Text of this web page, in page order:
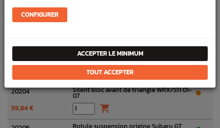
0510S
0232S*A Écrou de rotule de Suspension Origine
Subaru Impreza / BRZ 13-19 FORESTER
97-02

20204 Silent bloc avant de triangle WRX/STI 01-
07
59,84 € 
CONFIGURER
ACCEPTER LE MINIMUM
TOUT ACCEPTER